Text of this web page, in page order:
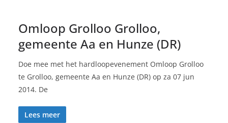
Omloop Grolloo Grolloo,
gemeente Aa en Hunze (DR)
Doe mee met het hardloopevenement Omloop Grolloo
te Grolloo, gemeente Aa en Hunze (DR) op za 07 jun
2014. De
Lees meer